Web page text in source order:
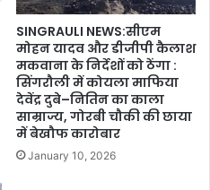
SINGRAULI NEWS:सीएम
मोहन यादव और डीजीपी कैलाश
मकवाना के निर्देशों को ठेंगा :
सिंगरौली में कोयला माफिया
देवेंद्र दुबे–नितिन का काला
साम्राज्य, गोरबी चौकी की छाया
में बेखौफ कारोबार
January 10, 2026